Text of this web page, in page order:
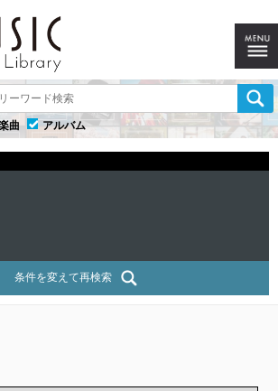
曲
アルバム
条件を変えて再検索